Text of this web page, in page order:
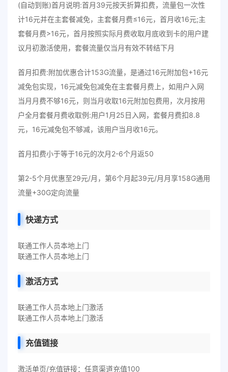
(自动到账)首月说明:首月39元按天折算扣费，流量包一次性
计16元并在主套餐减免，主套餐月费≤16元，首月收16元;主
套餐月费>16元，首月按照实际月费收取月底收到卡的用户建
议月初激活使用，套餐流量仅当月有效不转结下月
首月扣费:附加优惠合计153G流量，是通过16元附加包+16元
减免包实现，16元减免包减免在主套餐月费上，如用户入网
当月月费不够16元，则当月收取16元附加包费用，次月按用
户全月套餐月费收取例:用户1月25日入网，套餐月费扣8.8
元，16元减免包不够减，该用户当月收16元。
首月扣费小于等于16元的次月2-6个月返50
第2-5个月优惠至29元/月，第6个月起39元/月月享158G通用
流量+30G定向流量
快递方式
联通工作人员本地上门
联通工作人员本地上门
激活方式
联通工作人员本地上门激活
联通工作人员本地上门激活
充值链接
激活单页/充值链接：任意渠道充值100